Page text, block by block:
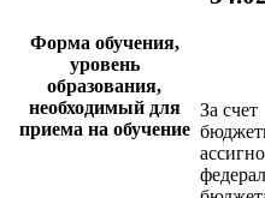
Форма обучения,
уровень
образования,
необходимый для
приема на обучение
За счет